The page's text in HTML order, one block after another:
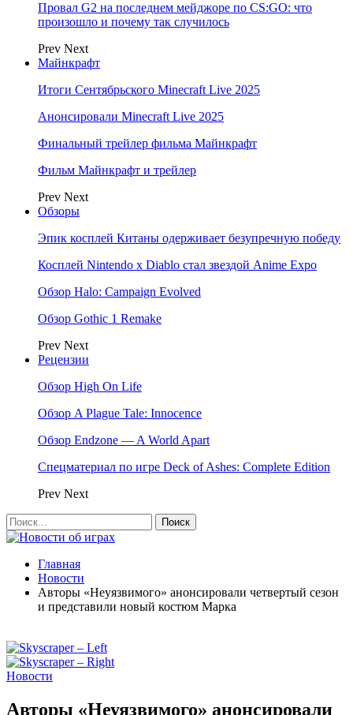
Провал G2 на последнем мейджоре по CS:GO: что
произошло и почему так случилось
Prev Next
Майнкрафт
Итоги Сентябрьского Minecraft Live 2025
Анонсировали Minecraft Live 2025
Финальный трейлер фильма Майнкрафт
Фильм Майнкрафт и трейлер
Prev Next
Обзоры
Эпик косплей Китаны одерживает безупречную победу
Косплей Nintendo x Diablo стал звездой Anime Expo
Обзор Halo: Campaign Evolved
Обзор Gothic 1 Remake
Prev Next
Рецензии
Обзор High On Life
Обзор A Plague Tale: Innocence
Обзор Endzone — A World Apart
Спецматериал по игре Deck of Ashes: Complete Edition
Prev Next
Главная
Новости
Авторы «Неуязвимого» анонсировали четвертый сезон
и представили новый костюм Марка
Новости
Авторы «Неуязвимого» анонсировали